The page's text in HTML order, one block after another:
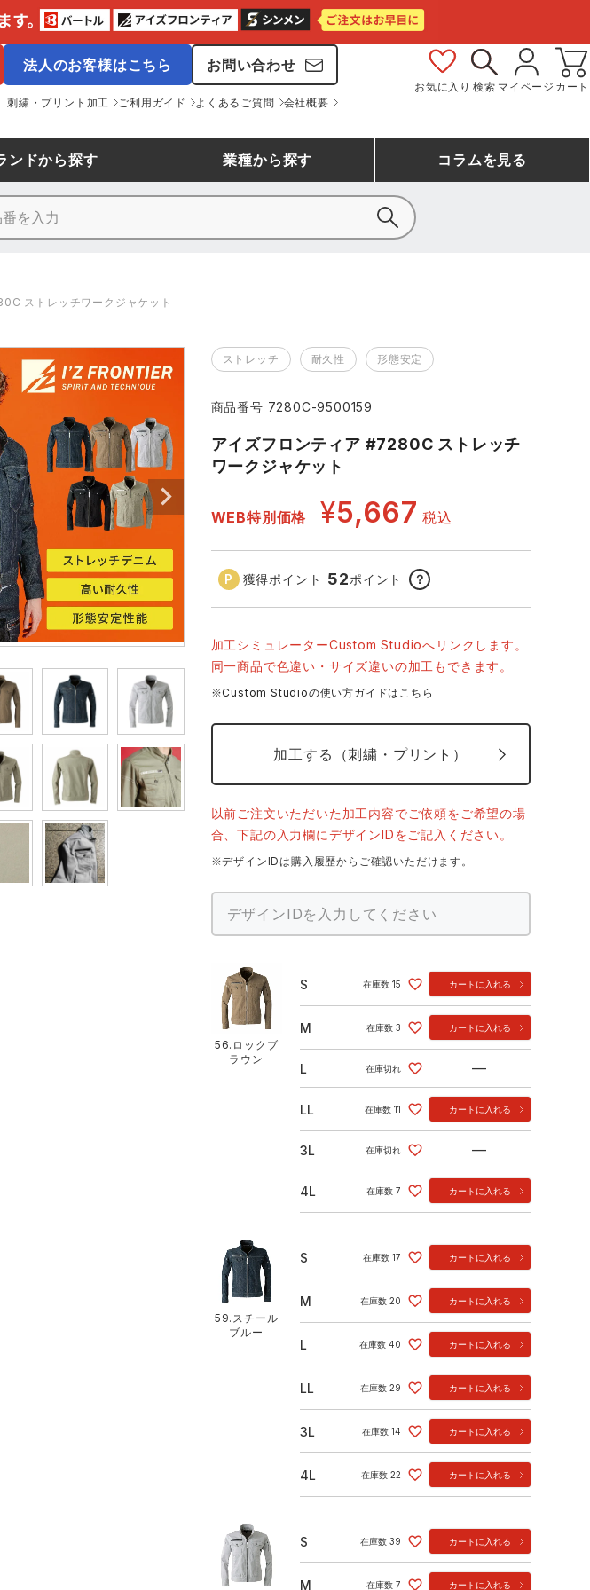
法人のお客様はこちら お問い合わせ
刺繍・プリント加工 ご利用ガイド よくあるご質問 会社概要
お気に入り 検索 マイページ カート
安全保護具 レインウェア・カッパ
鞄・バッグ類
刺繍・プリント加工対象商品
作業用ポロシャツランキング 作業用手袋ランキング
TSDESIGN ランキング
ネーム刺繍・プリント加工対象商品
作業着
ニット
ファン付きウェア
防寒
カジュアル
ンドから探す
クレヒフク
CUP GDジャパン カーシーカシマ
丸五
自重堂
イーブンリバー
ビッグボーン商事株式会
社
業種から探す
運送・倉庫作業服 清掃・ビルメンテ作業服
コラムを見る
ストレッチワークジャケット
ストレッチ 耐久性 形態安定
商品番号 7280C-9500159
アイズフロンティア #7280C ストレッチ
ワークジャケット
WEB特別価格 ¥5,667 税込
獲得ポイント 52ポイント ？
加工シミュレーターCustom Studioへリンクします。
同一商品で色違い・サイズ違いの加工もできます。
※Custom Studioの使い方ガイドはこちら
加工する（刺繍・プリント）
以前ご注文いただいた加工内容でご依頼をご希望の場
合、下記の入力欄にデザインIDをご記入ください。
※デザインIDは購入履歴からご確認いただけます。
56.ロックブ
ラウン
S 在庫数 15 カートに入れる
M 在庫数 3 カートに入れる
L 在庫切れ —
LL 在庫数 11 カートに入れる
3L 在庫切れ —
4L 在庫数 7 カートに入れる
59.スチール
ブルー
S 在庫数 17 カートに入れる
M 在庫数 20 カートに入れる
L 在庫数 40 カートに入れる
LL 在庫数 29 カートに入れる
3L 在庫数 14 カートに入れる
4L 在庫数 22 カートに入れる
S 在庫数 39 カートに入れる
M 在庫数 7 カートに入れる